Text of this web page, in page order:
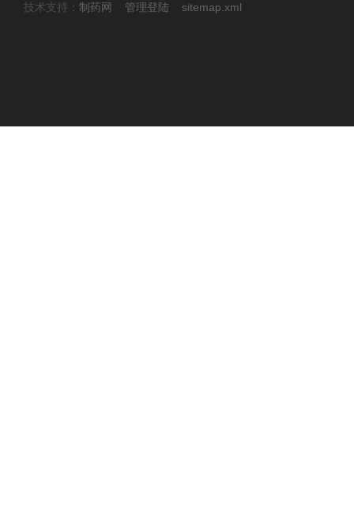
技术支持： 制药网 管理登陆 sitemap.xml